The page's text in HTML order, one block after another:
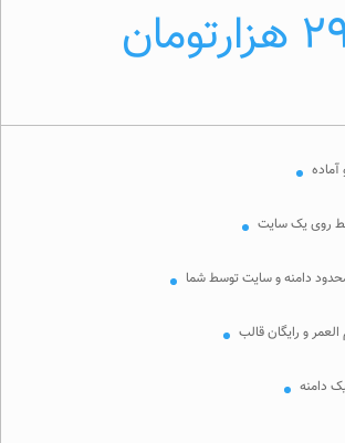
روی یک سایت
دامنه و سایت توسط شما
و رایگان قالب
دامنه